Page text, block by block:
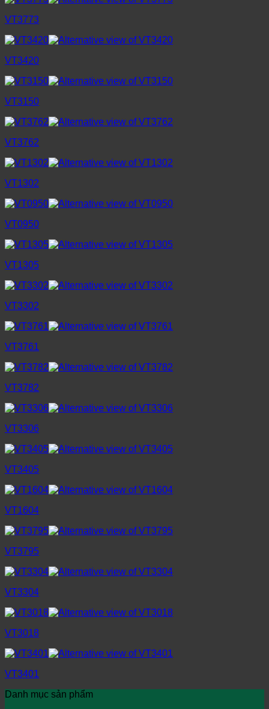
VT3773
VT3420
VT3150
VT3762
VT1302
VT0950
VT1305
VT3302
VT3761
VT3782
VT3306
VT3405
VT1604
VT3795
VT3304
VT3018
VT3401
Danh mục sản phẩm